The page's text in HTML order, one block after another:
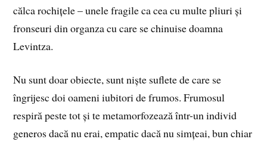
călca rochițele – unele fragile ca cea cu multe pliuri și
fronseuri din organza cu care se chinuise doamna
Levintza.
Nu sunt doar obiecte, sunt niște suflete de care se
îngrijesc doi oameni iubitori de frumos. Frumosul
respiră peste tot și te metamorfozează într-un individ
generos dacă nu erai, empatic dacă nu simțeai, bun chiar